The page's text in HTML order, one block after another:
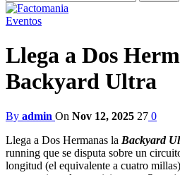
Eventos
Llega a Dos
Backyard Ultra
By admin On Nov 12, 2025 27 0
Llega a Dos Hermanas la Backyard
running que se disputa sobre un
longitud (el equivalente a cuatro